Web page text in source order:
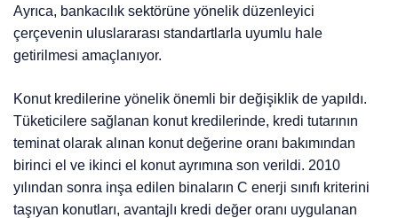
Ayrıca, bankacılık sektörüne yönelik düzenleyici
çerçevenin uluslararası standartlarla uyumlu hale
getirilmesi amaçlanıyor.
Konut kredilerine yönelik önemli bir değişiklik de yapıldı.
Tüketicilere sağlanan konut kredilerinde, kredi tutarının
teminat olarak alınan konut değerine oranı bakımından
birinci el ve ikinci el konut ayrımına son verildi. 2010
yılından sonra inşa edilen binaların C enerji sınıfı kriterini
taşıyan konutları, avantajlı kredi değer oranı uygulanan